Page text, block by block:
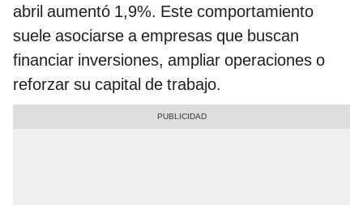
abril aumentó 1,9%. Este comportamiento
suele asociarse a empresas que buscan
financiar inversiones, ampliar operaciones o
reforzar su capital de trabajo.